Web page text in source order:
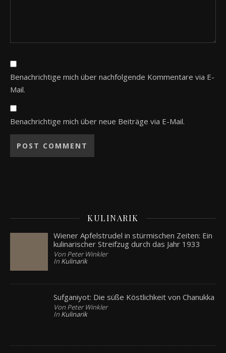
Benachrichtige mich über nachfolgende Kommentare via E-
Mail.
Benachrichtige mich über neue Beiträge via E-Mail.
KULINARIK
Wiener Apfelstrudel in stürmischen Zeiten: Ein
kulinarischer Streifzug durch das Jahr 1933
Von Peter Winkler
In Kulinarik
Sufganiyot: Die süße Köstlichkeit von Chanukka
Von Peter Winkler
In Kulinarik